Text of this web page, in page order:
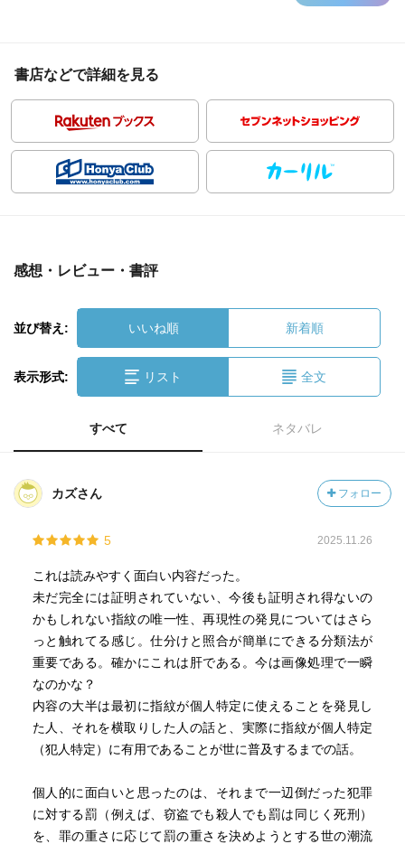
書店などで詳細を見る
感想・レビュー・書評
並び替え: いいね順 新着順
表示形式: リスト 全文
すべて ネタバレ
カズさん フォロー
5 2025.11.26
これは読みやすく面白い内容だった。
未だ完全には証明されていない、今後も証明され得ないの
かもしれない指紋の唯一性、再現性の発見についてはさら
っと触れてる感じ。仕分けと照合が簡単にできる分類法が
重要である。確かにこれは肝である。今は画像処理で一瞬
なのかな？
内容の大半は最初に指紋が個人特定に使えることを発見し
た人、それを横取りした人の話と、実際に指紋が個人特定
（犯人特定）に有用であることが世に普及するまでの話。
個人的に面白いと思ったのは、それまで一辺倒だった犯罪
に対する罰（例えば、窃盗でも殺人でも罰は同じく死刑）
を、罪の重さに応じて罰の重さを決めようとする世の潮流